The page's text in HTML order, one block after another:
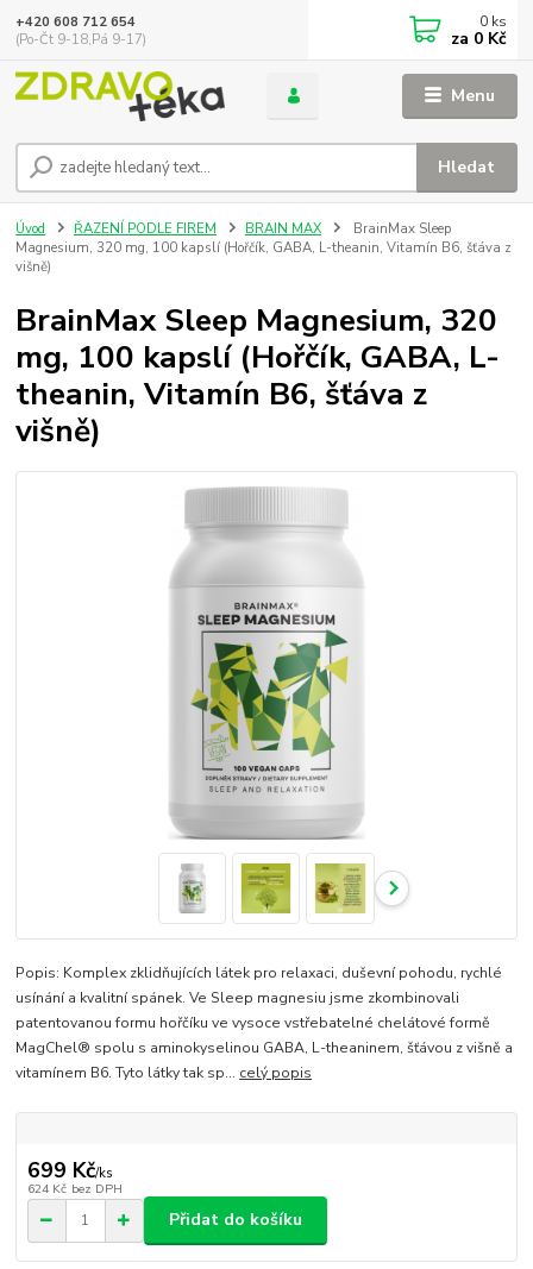
Menu
Hledat
+420 608 712 654
(Po-Čt 9-18,Pá 9-17)
0 ks
za 0 Kč
Úvod ŘAZENÍ PODLE FIREM BRAIN MAX
BrainMax Sleep
Magnesium, 320 mg, 100 kapslí (Hořčík, GABA, L-theanin, Vitamín B6, šťáva z
višně)
BrainMax Sleep Magnesium, 320
mg, 100 kapslí (Hořčík, GABA, L-
theanin, Vitamín B6, šťáva z
višně)
Popis: Komplex zklidňujících látek pro relaxaci, duševní pohodu, rychlé
usínání a kvalitní spánek. Ve Sleep magnesiu jsme zkombinovali
patentovanou formu hořčíku ve vysoce vstřebatelné chelátové formě
MagChel® spolu s aminokyselinou GABA, L-theaninem, šťávou z višně a
vitamínem B6. Tyto látky tak sp... celý popis
699 Kč/ks
624 Kč bez DPH
Přidat do košíku